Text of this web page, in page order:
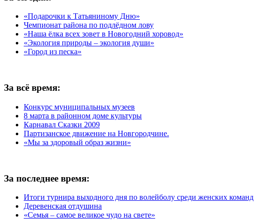
«Подарочки к Татьяниному Дню»
Чемпионат района по подлёдном лову
«Наша ёлка всех зовет в Новогодний хоровод»
«Экология природы – экология души»
«Город из песка»
За всё время:
Конкурс муниципальных музеев
8 марта в районном доме культуры
Карнавал Сказки 2009
Партизанское движение на Новгородчине.
«Мы за здоровый образ жизни»
За последнее время:
Итоги турнира выходного дня по волейболу среди женских команд
Деревенская отдушина
«Семья – самое великое чудо на свете»